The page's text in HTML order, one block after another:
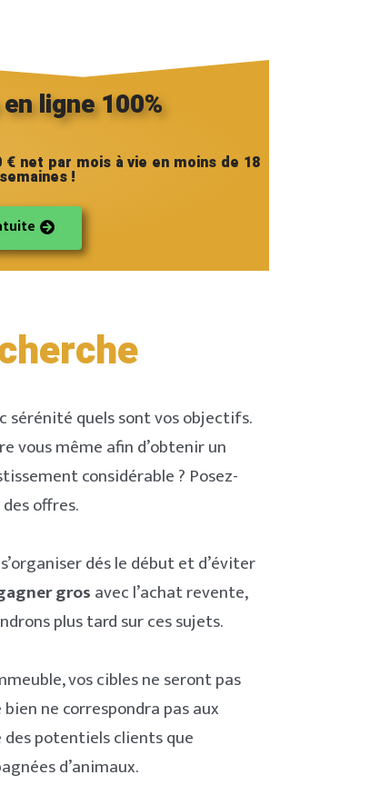
ligne 100%
net par mois à vie en moins de 18
!
sérénité quels sont vos objectifs.
vous même afin d’obtenir un
considérable ? Posez-
offres.
dés le début et d’éviter
grosavec l’achat revente,
plus tard sur ces sujets.
vos cibles ne seront pas
ne correspondra pas aux
potentiels clients que
d’animaux.
Read Smart, Save